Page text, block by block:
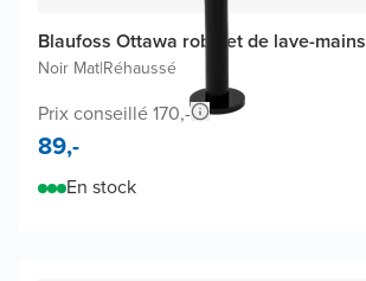
Blaufoss Ottawa robinet de lave-mains
Noir Mat|Réhaussé
Prix conseillé 170,-
89,-
En stock